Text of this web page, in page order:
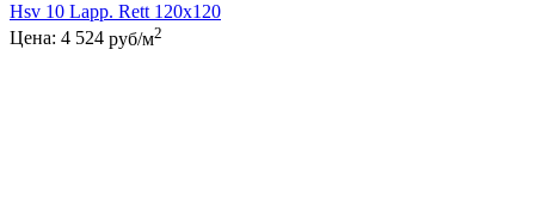
Hsv 10 Lapp. Rett 120x120
Цена: 4 524 руб/м2